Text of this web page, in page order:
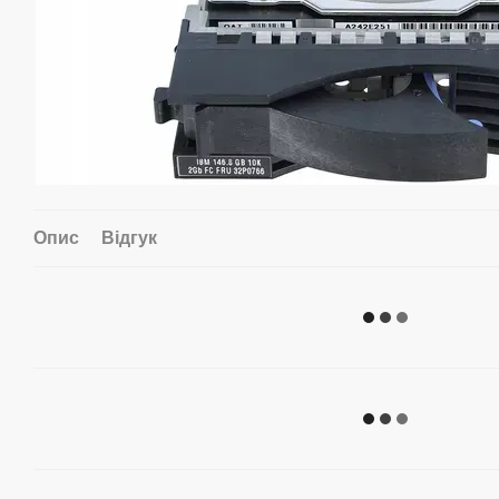
Опис Відгук